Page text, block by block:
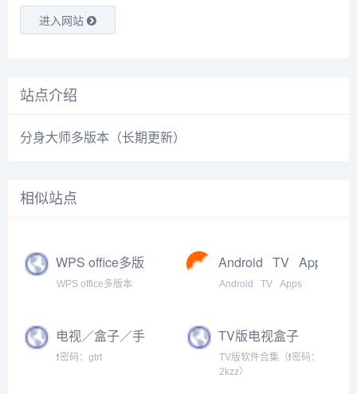
进入网站
站点介绍
分身大师多版本（长期更新）
相似站点
WPS office多版
本下载合集 · 语雀
WPS office多版本
Android⠀TV⠀Apps【盒
子TV大全】
Android⠀TV⠀Apps
电视／盒子／手
机直播应用TV版
❗密码：gtrt
TV版电视盒子
APP合集
TV版软件合集（❗密码：
2kzz）